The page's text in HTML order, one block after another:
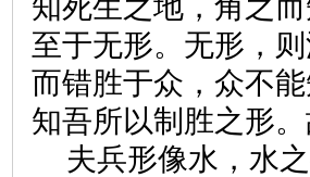
知死生之地，角之
至于无形。无形，
而错胜于众，众不
知吾所以制胜之形
夫兵形像水，水